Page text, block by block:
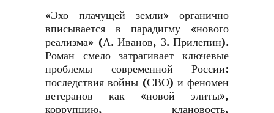
«Эхо плачущей земли» органично
вписывается в парадигму «нового
реализма» (А. Иванов, З. Прилепин).
Роман смело затрагивает ключевые
проблемы современной России:
последствия войны (СВО) и феномен
ветеранов как «новой элиты»,
коррупцию, клановость,